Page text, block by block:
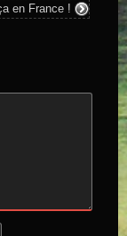
en France !